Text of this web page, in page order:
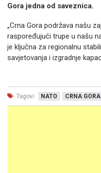
Gora jedna od saveznica.
„Crna Gora podržava našu
raspoređujući trupe u našu
je ključna za regionalnu
savjetovanja i izgradnje
Tagovi: NATO CRNA GORA